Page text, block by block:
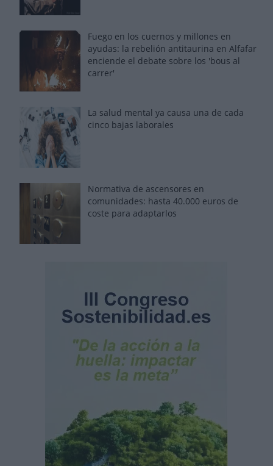
Fuego en los cuernos y millones en
ayudas: la rebelión antitaurina en Alfafar
enciende el debate sobre los 'bous al
carrer'
La salud mental ya causa una de cada
cinco bajas laborales
Normativa de ascensores en
comunidades: hasta 40.000 euros de
coste para adaptarlos